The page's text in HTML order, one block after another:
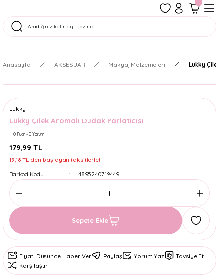
Tüm Siparişler Aynı Gün Kargoda!
Anasayfa AKSESUAR Makyaj Malzemeleri Lukky
Lukky
Lukky Çilek Aromalı Dudak Parlatıcısı
0 Puan - 0 Yorum
179,99 TL
19,18 TL den başlayan taksitlerle!
Barkod Kodu
4895240719449
Sepete Ekle
Fiyatı Düşünce Haber Ver Paylaş Yorum Yaz
Tavsiye Et
Karşılaştır